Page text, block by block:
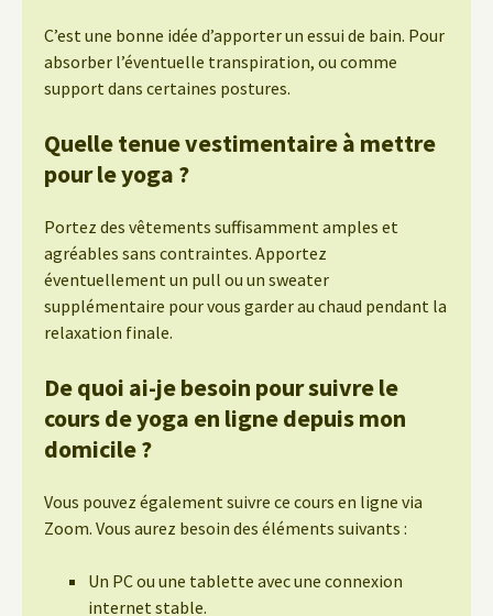
C’est une bonne idée d’apporter un essui de bain. Pour
absorber l’éventuelle transpiration, ou comme
support dans certaines postures.
Quelle tenue vestimentaire à mettre
pour le yoga ?
Portez des vêtements suffisamment amples et
agréables sans contraintes. Apportez
éventuellement un pull ou un sweater
supplémentaire pour vous garder au chaud pendant la
relaxation finale.
De quoi ai-je besoin pour suivre le
cours de yoga en ligne depuis mon
domicile ?
Vous pouvez également suivre ce cours en ligne via
Zoom. Vous aurez besoin des éléments suivants :
Un PC ou une tablette avec une connexion
internet stable.